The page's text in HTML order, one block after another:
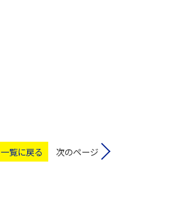
一覧に戻る 次のページ